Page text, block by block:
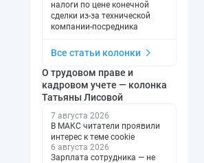
налоги по цене конечной
сделки из-за технической
компании-посредника
Все статьи колонки
О трудовом праве и
кадровом учете — колонка
Татьяны Лисовой
7 августа 2026
В МАКС читатели проявили
интерес к теме cookie
6 августа 2026
Зарплата сотрудника — не